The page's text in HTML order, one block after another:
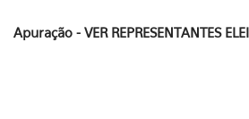
Apuração - VER REPRESENTANTES